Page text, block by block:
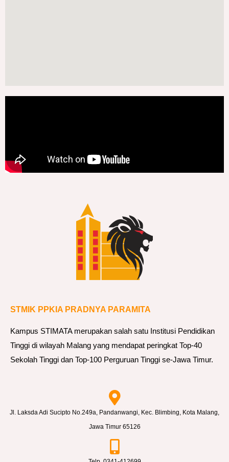
STMIK PPKIA PRADNYA PARAMITA
Kampus STIMATA merupakan salah satu Institusi Pendidikan
Tinggi di wilayah Malang yang mendapat peringkat Top-40
Sekolah Tinggi dan Top-100 Perguruan Tinggi se-Jawa Timur.
Jl. Laksda Adi Sucipto No.249a, Pandanwangi, Kec. Blimbing, Kota Malang,
Jawa Timur 65126